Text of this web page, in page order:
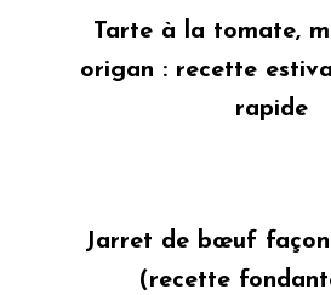
Tarte à la tomate,
origan : recette
rapide
Jarret de bœuf façon
(recette